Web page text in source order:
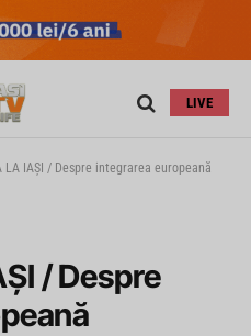
LIVE
LA IAȘI / Despre integrarea europeană
/ Despre